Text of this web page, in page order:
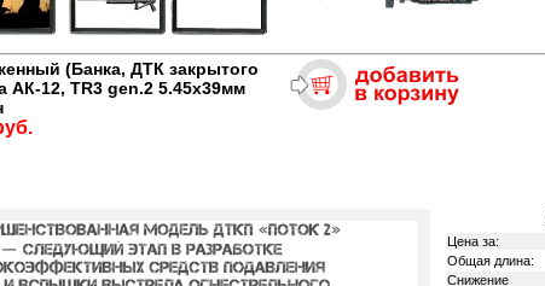
(Банка, ДТК закрытого
АК-12, TR3 gen.2 5.45х39мм
Цена за:
Общая длина:
Снижение